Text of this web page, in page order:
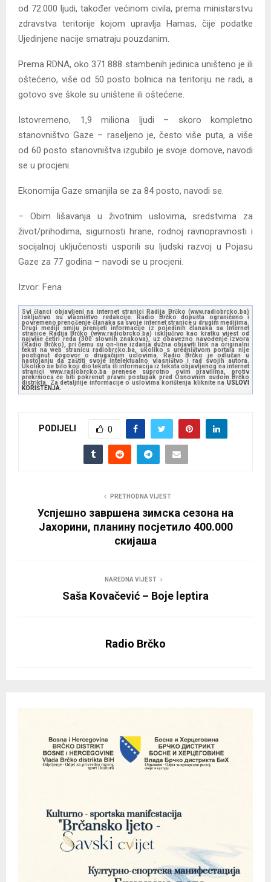
od 72.000 ljudi, također većinom civila, prema ministarstvu
zdravstva teritorije kojom upravlja Hamas, čije podatke
Ujedinjene nacije smatraju pouzdanim.
Prema RDNA, oko 371.888 stambenih jedinica uništeno je ili
oštećeno, više od 50 posto bolnica na teritoriju ne radi, a
gotovo sve škole su uništene ili oštećene.
Istovremeno, 1,9 miliona ljudi – skoro kompletno
stanovništvo Gaze – raseljeno je, često više puta, a više
od 60 posto stanovništva izgubilo je svoje domove, navodi
se u procjeni.
Ekonomija Gaze smanjila se za 84 posto, navodi se.
– Obim lišavanja u životnim uslovima, sredstvima za
život/prihodima, sigurnosti hrane, rodnoj ravnopravnosti i
socijalnoj uključenosti usporili su ljudski razvoj u Pojasu
Gaze za 77 godina – navodi se u procjeni.
Izvor: Fena
Svi članci objavljeni na internet stranici Radija Brčko (www.radiobrcko.ba)
isključivo su vlasništvo redakcije. Radio Brčko dopušta ograničeno i
povremeno prenošenje članaka sa svoje internet stranice u drugim medijima.
Drugi mediji smiju prenijeti informacije iz pojedinih članaka sa Internet
stranice Radija Brčko (www.radiobrcko.ba) isključivo kao kratku vijest od
najviše četiri reda (300 slovnih znakova), uz obavezno navođenje izvora
(Radio Brčko), pri čemu su on-line izdanja dužna objaviti link na originalni
tekst na web stranicu radiobrcko.ba, ukoliko s uredništvom portala nije
postignut dogovor o drugačijim uslovima. Radio Brčko je odlučan u
nastojanju da zaštiti svoje intelektualno vlasništvo i rad svojih autora.
Ukoliko se bilo koji dio teksta ili informacija iz teksta objavljenog na internet
stranici www.radiobrcko.ba prenese suprotno ovim pravilima, protiv
prekršioca će biti pokrenut pravni postupak pred Osnovnim sudom Brčko
distrikta. Za detaljnije informacije o uslovima korištenja kliknite na USLOVI
KORIŠTENJA.
PODIJELI 0
PRETHODNA VIJEST
Успјешно завршена зимска сезона на
Јахорини, планину посјетило 400.000
скијаша
NAREDNA VIJEST
Saša Kovačević – Boje leptira
Radio Brčko